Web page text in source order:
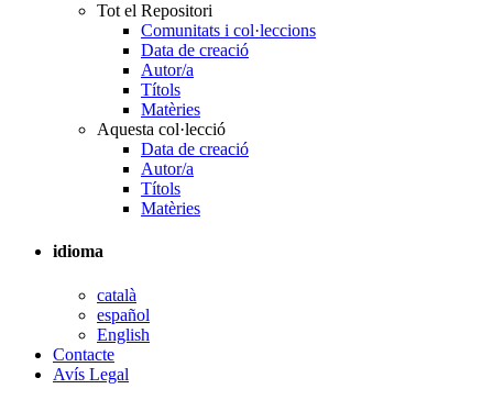
Tot el Repositori
Comunitats i col·leccions
Data de creació
Autor/a
Títols
Matèries
Aquesta col·lecció
Data de creació
Autor/a
Títols
Matèries
idioma
català
español
English
Contacte
Avís Legal